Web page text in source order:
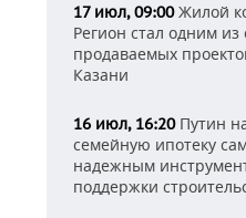
17 июл, 09:00Жилой
Регион стал одним
продаваемых
Казани
16 июл, 16:20Путин
семейную ипотеку
надежным
поддержки